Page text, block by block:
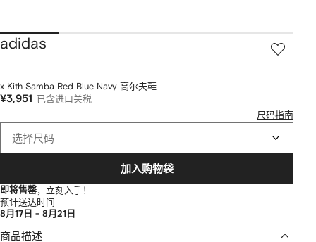
adidas
x Kith Samba Red Blue Navy 高尔夫鞋
¥3,951
已含进口关税
尺码指南
选择尺码
加入购物袋
即将售罄，立刻入手！
预计送达时间
8月17日 - 8月21日
商品描述